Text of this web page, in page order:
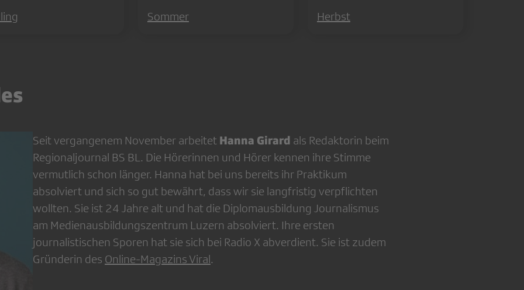
Sommer Herbst
Seit vergangenem November arbeitet Hanna Girard als Redaktorin beim
Regionaljournal BS BL. Die Hörerinnen und Hörer kennen ihre Stimme
vermutlich schon länger. Hanna hat bei uns bereits ihr Praktikum
absolviert und sich so gut bewährt, dass wir sie langfristig verpflichten
wollten. Sie ist 24 Jahre alt und hat die Diplomausbildung Journalismus
am Medienausbildungszentrum Luzern absolviert. Ihre ersten
journalistischen Sporen hat sie sich bei Radio X abverdient. Sie ist zudem
Gründerin des Online-Magazins Viral.